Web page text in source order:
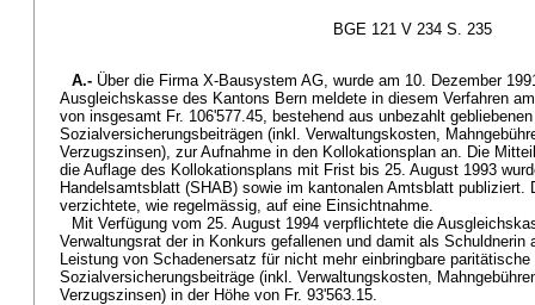
BGE 121 V 234 S. 235
A.- Über die Firma X-Bausystem AG, wurde am 10. Dezember
Ausgleichskasse des Kantons Bern meldete in diesem Verfahren
von insgesamt Fr. 106'577.45, bestehend aus unbezahlt
Sozialversicherungsbeiträgen (inkl. Verwaltungskosten,
Verzugszinsen), zur Aufnahme in den Kollokationsplan an. Die
die Auflage des Kollokationsplans mit Frist bis 25. August 1993
Handelsamtsblatt (SHAB) sowie im kantonalen Amtsblatt publiziert.
verzichtete, wie regelmässig, auf eine Einsichtnahme.
Mit Verfügung vom 25. August 1994 verpflichtete die
Verwaltungsrat der in Konkurs gefallenen und damit als Schuldnerin
Leistung von Schadenersatz für nicht mehr einbringbare
Sozialversicherungsbeiträge (inkl. Verwaltungskosten,
Verzugszinsen) in der Höhe von Fr. 93'563.15.